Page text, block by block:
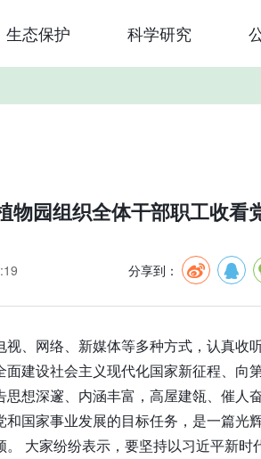
生态保护 科学研究
物园组织全体干部职工收看
分享到：
、网络、新媒体等多种方式，认真收
建设社会主义现代化国家新征程、向
想深邃、内涵丰富，高屋建瓴、催人
国家事业发展的目标任务，是一篇光
大家纷纷表示，要坚持以习近平新